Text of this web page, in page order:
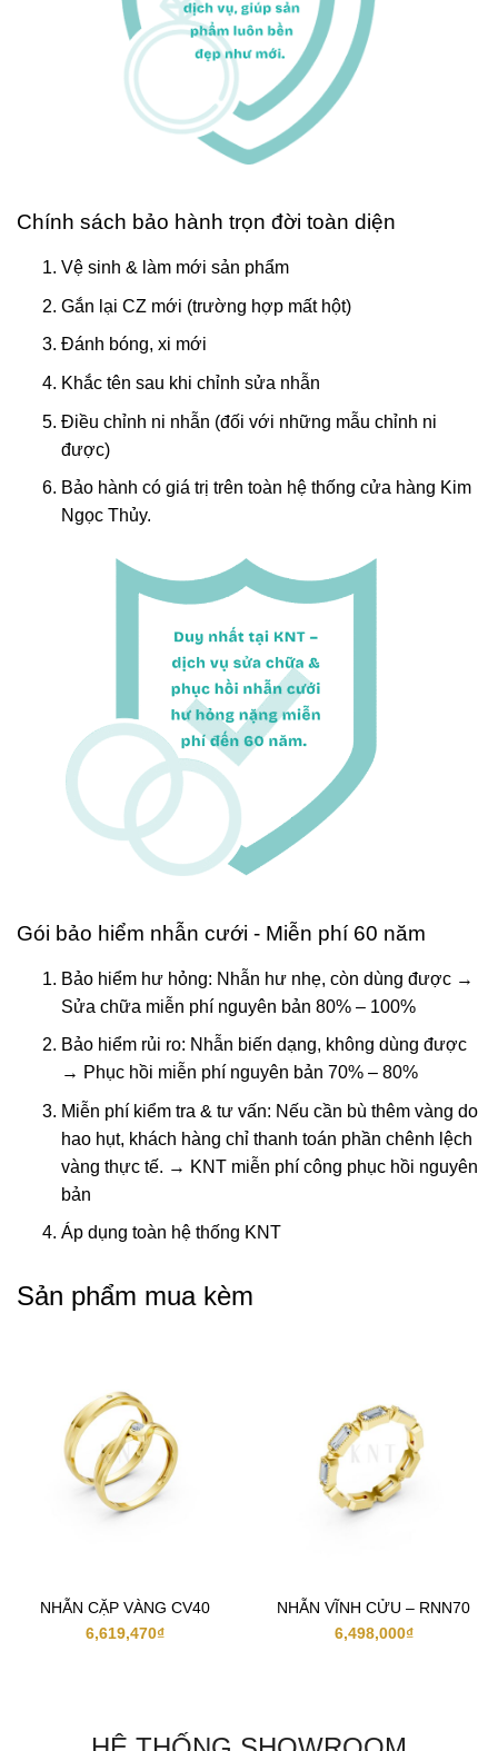
Chính sách bảo hành trọn đời toàn diện
Vệ sinh & làm mới sản phẩm
Gắn lại CZ mới (trường hợp mất hột)
Đánh bóng, xi mới
Khắc tên sau khi chỉnh sửa nhẫn
Điều chỉnh ni nhẫn (đối với những mẫu chỉnh ni
được)
Bảo hành có giá trị trên toàn hệ thống cửa hàng Kim
Ngọc Thủy.
Gói bảo hiểm nhẫn cưới - Miễn phí 60 năm
Bảo hiểm hư hỏng: Nhẫn hư nhẹ, còn dùng được →
Sửa chữa miễn phí nguyên bản 80% – 100%
Bảo hiểm rủi ro: Nhẫn biến dạng, không dùng được
→ Phục hồi miễn phí nguyên bản 70% – 80%
Miễn phí kiểm tra & tư vấn: Nếu cần bù thêm vàng do
hao hụt, khách hàng chỉ thanh toán phần chênh lệch
vàng thực tế. → KNT miễn phí công phục hồi nguyên
bản
Áp dụng toàn hệ thống KNT
Sản phẩm mua kèm
NHẪN CẶP VÀNG CV40
6,619,470₫
NHẪN VĨNH CỬU – RNN70
6,498,000₫